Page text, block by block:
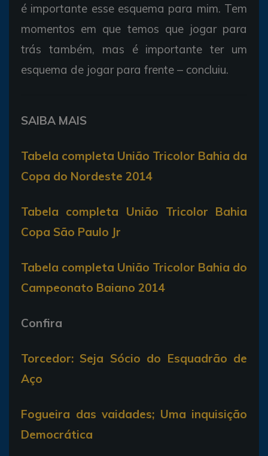
é importante esse esquema para mim. Tem
momentos em que temos que jogar para
trás também, mas é importante ter um
esquema de jogar para frente – concluiu.
SAIBA MAIS
Tabela completa União Tricolor Bahia da
Copa do Nordeste 2014
Tabela completa União Tricolor Bahia
Copa São Paulo Jr
Tabela completa União Tricolor Bahia do
Campeonato Baiano 2014
Confira
Torcedor: Seja Sócio do Esquadrão de
Aço
Fogueira das vaidades; Uma inquisição
Democrática